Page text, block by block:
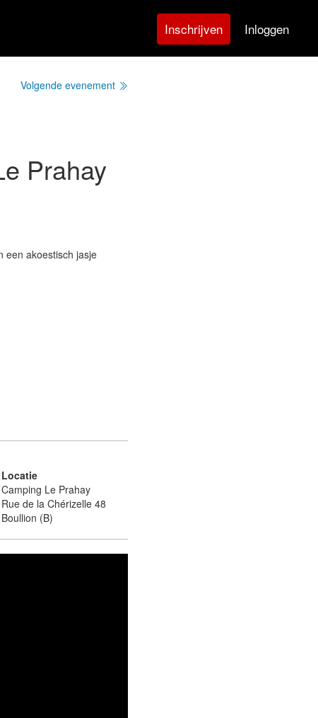
Inschrijven Inloggen
Volgende evenement
Prahay
een akoestisch jasje
Locatie
Camping Le Prahay
Rue de la Chérizelle 48
Boullion (B)